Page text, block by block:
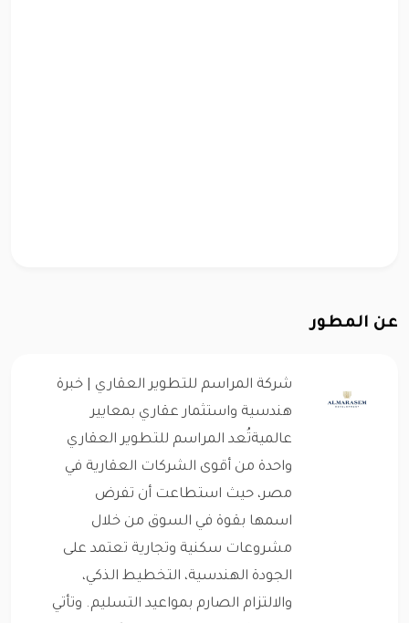
عن المطور
شركة المراسم للتطوير العقاري | خبرة
هندسية واستثمار عقاري بمعايير
عالميةتُعد المراسم للتطوير العقاري
واحدة من أقوى الشركات العقارية في
مصر، حيث استطاعت أن تفرض
اسمها بقوة في السوق من خلال
مشروعات سكنية وتجارية تعتمد على
الجودة الهندسية، التخطيط الذكي،
والالتزام الصارم بمواعيد التسليم. وتأتي